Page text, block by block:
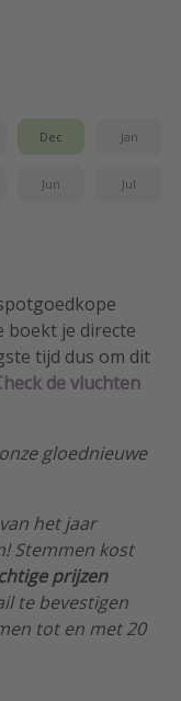
Dec Jan
Jun Jul
boekt je directe
tijd dus om dit
de vluchten
gloednieuwe
het jaar
Stemmen kost
prijzen
te bevestigen
tot en met 20